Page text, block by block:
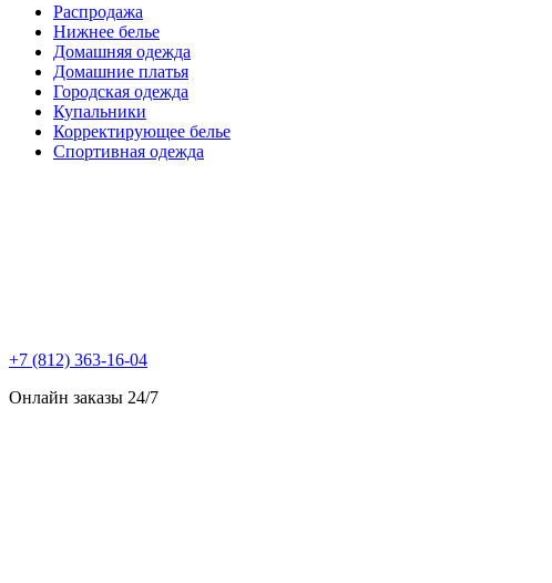
Распродажа
Нижнее белье
Домашняя одежда
Домашние платья
Городская одежда
Купальники
Корректирующее белье
Спортивная одежда
+7 (812) 363-16-04
Онлайн заказы 24/7